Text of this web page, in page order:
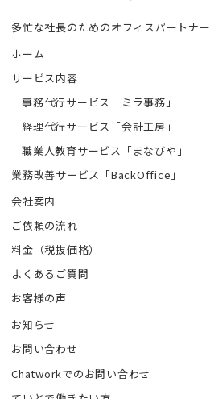
多忙な社長のためのオフィスパートナー
ホーム
サービス内容
事務代行サービス「ミラ事務」
経理代行サービス「会計工房」
職業人教育サービス「まなびや」
業務改善サービス「BackOffice」
会社案内
ご依頼の流れ
料金（税抜価格）
よくあるご質問
お客様の声
お知らせ
お問い合わせ
Chatworkでのお問い合わせ